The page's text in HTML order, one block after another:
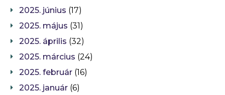
2025. június (17)
2025. május (31)
2025. április (32)
2025. március (24)
2025. február (16)
2025. január (6)